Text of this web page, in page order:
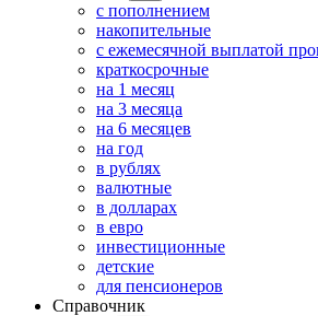
с пополнением
накопительные
с ежемесячной выплатой
краткосрочные
на 1 месяц
на 3 месяца
на 6 месяцев
на год
в рублях
валютные
в долларах
в евро
инвестиционные
детские
для пенсионеров
Справочник